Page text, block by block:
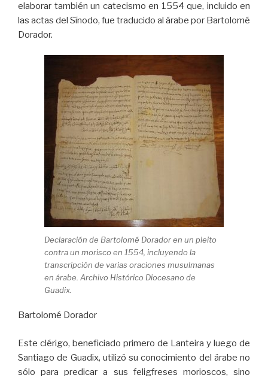
elaborar también un catecismo en 1554 que, incluido en
las actas del Sínodo, fue traducido al árabe por Bartolomé
Dorador.
Declaración de Bartolomé Dorador en un pleito
contra un morisco en 1554, incluyendo la
transcripción de varias oraciones musulmanas
en árabe. Archivo Histórico Diocesano de
Guadix.
Bartolomé Dorador
Este clérigo, beneficiado primero de Lanteira y luego de
Santiago de Guadix, utilizó su conocimiento del árabe no
sólo para predicar a sus feligfreses morioscos, sino